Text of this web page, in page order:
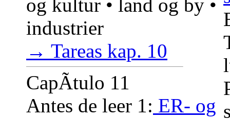
og kultur • land og by •
industrier
→ Tareas kap. 10
CapÃ­tulo 11
Antes de leer 1: ER- og